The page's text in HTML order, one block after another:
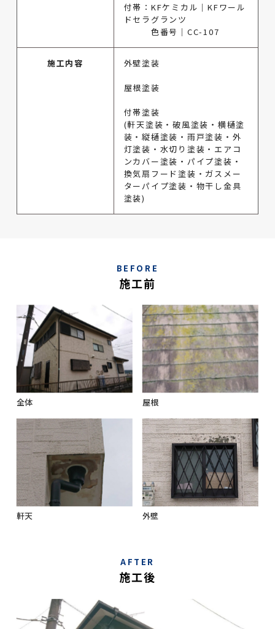
付帯：KFケミカル｜KFワール
ドセラグランツ
色番号｜CC-107
施工内容 外壁塗装
屋根塗装
付帯塗装
(軒天塗装・破風塗装・横樋塗
装・縦樋塗装・雨戸塗装・外
灯塗装・水切り塗装・エアコ
ンカバー塗装・パイプ塗装・
換気扇フード塗装・ガスメー
ターパイプ塗装・物干し金具
塗装)
BEFORE
施工前
全体 屋根
軒天 外壁
AFTER
施工後